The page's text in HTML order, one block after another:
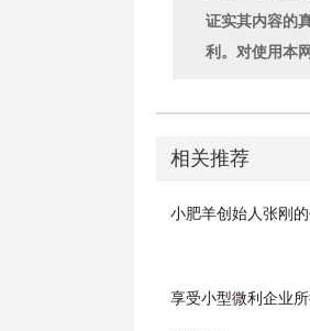
证实其内容的
利。对使用本
相关推荐
小肥羊创始人张刚
享受小型微利企业